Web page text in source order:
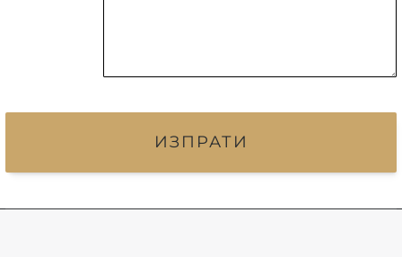
ИЗПРАТИ